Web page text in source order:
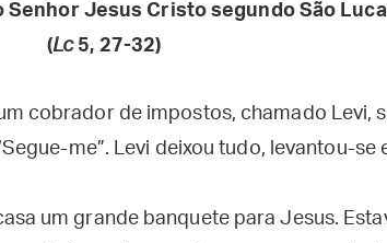
Senhor Jesus Cristo segundo São
(Lc 5, 27-32)
cobrador de impostos, chamado Levi,
me”. Levi deixou tudo, levantou-se
um grande banquete para Jesus.